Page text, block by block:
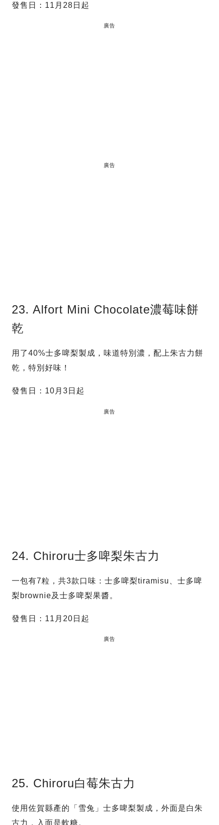
發售日：11月28日起
廣告
廣告
23. Alfort Mini Chocolate濃莓味餅
乾
用了40%士多啤梨製成，味道特別濃，配上朱古力餅
乾，特別好味！
發售日：10月3日起
廣告
24. Chiroru士多啤梨朱古力
一包有7粒，共3款口味：士多啤梨tiramisu、士多啤
梨brownie及士多啤梨果醬。
發售日：11月20日起
廣告
25. Chiroru白莓朱古力
使用佐賀縣產的「雪兔」士多啤梨製成，外面是白朱
古力，入面是軟糖。